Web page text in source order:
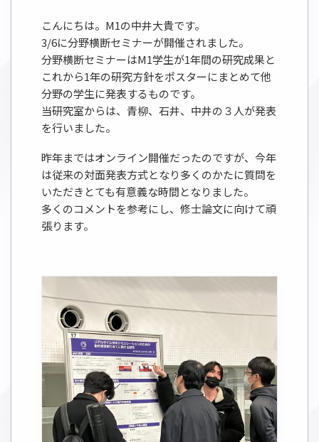
こんにちは。M1の中井大貴です。
3/6に分野横断セミナーが開催されました。
分野横断セミナーはM1学生が1年間の研究成果と
これから1年の研究方針をポスターにまとめて他
分野の学生に発表するものです。
当研究室からは、青柳、石井、中井の３人が発表
を行いました。
昨年まではオンライン開催だったのですが、今年
は従来の対面発表方式となり多くのかたに質問を
いただきとても有意義な時間となりました。
多くのコメントを参考にし、修士論文に向けて頑
張ります。